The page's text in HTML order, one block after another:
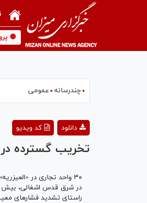
🟡
چندرسانه عمومی
کد ویدیو دانلود
تخریب گسترده
۳۰ واحد تجاری در
راستای تشدید فشارهای